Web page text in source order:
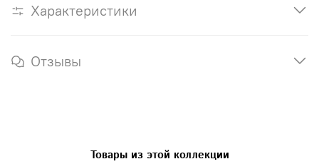
Характеристики
Отзывы
Товары из этой коллекции